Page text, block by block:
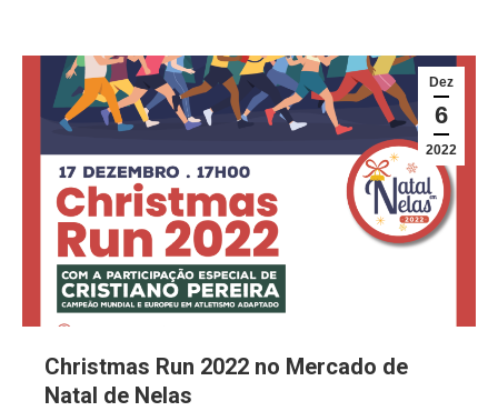
Dez
6
2022
Christmas Run 2022 no Mercado de
Natal de Nelas